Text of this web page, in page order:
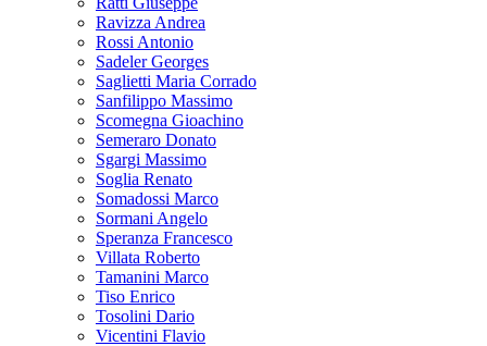
Ravizza Andrea
Rossi Antonio
Sadeler Georges
Saglietti Maria Corrado
Sanfilippo Massimo
Scomegna Gioachino
Semeraro Donato
Sgargi Massimo
Soglia Renato
Somadossi Marco
Sormani Angelo
Speranza Francesco
Villata Roberto
Tamanini Marco
Tiso Enrico
Tosolini Dario
Vicentini Flavio